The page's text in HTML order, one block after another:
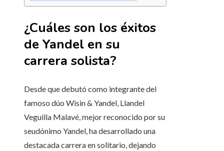
¿Cuáles son los éxitos
de Yandel en su
carrera solista?
Desde que debutó como integrante del
famoso dúo Wisin & Yandel, Llandel
Veguilla Malavé, mejor reconocido por su
seudónimo Yandel, ha desarrollado una
destacada carrera en solitario, dejando